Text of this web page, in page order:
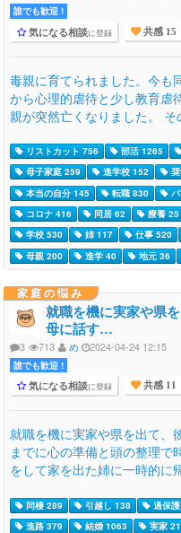
誰でも歓迎 !
気になる相談に登録 共感 15
毒親に育てられました。今も
から心理的虐待と少し教育虐
親が突然亡くなりました。 そ
リストカット 756 部活 1265
母子家庭 259
進学校 152
本当の自分 145
転職 830
コロナ 416
同居 62 療養 25
学校 530
姉 117 仕事 520
母親 200
進学 40 地元 36
家庭の悩み
就職を機に実家や県
母に話す…
3 713 め 2024-04-24 12:15
誰でも歓迎 !
気になる相談に登録 共感 11
就職を機に実家や県を出て、
までに心の準備と頭の整理で
をして家を出た姉に一時的に
同棲 289 引越し 138 過保
進路 379
結婚 1063 実家